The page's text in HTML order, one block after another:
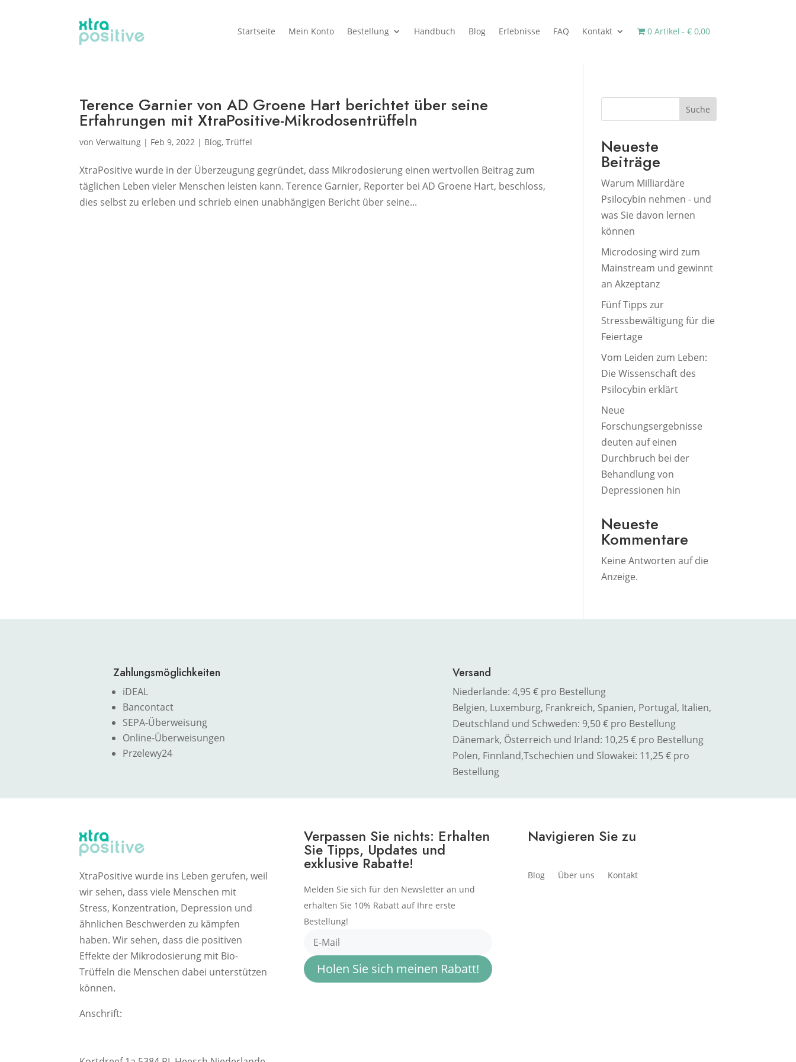
Startseite Mein Konto Bestellung Handbuch Blog Erlebnisse FAQ Kontakt 0 Artikel € 0,00
Terence Garnier von AD Groene Hart berichtet über seine
Erfahrungen mit XtraPositive-Mikrodosentrüffeln
vonVerwaltung | Feb 9, 2022 | Blog,Trüffel
XtraPositive wurde in der Überzeugung gegründet, dass Mikrodosierung einen wertvollen Beitrag zum
täglichen Leben vieler Menschen leisten kann. Terence Garnier, Reporter bei AD Groene Hart, beschloss,
dies selbst zu erleben und schrieb einen unabhängigen Bericht über seine...
Suche
Neueste
Beiträge
Warum Milliardäre
Psilocybin nehmen - und
was Sie davon lernen
können
Microdosing wird zum
Mainstream und gewinnt
an Akzeptanz
Fünf Tipps zur
Stressbewältigung für die
Feiertage
Vom Leiden zum Leben:
Die Wissenschaft des
Psilocybin erklärt
Neue
Forschungsergebnisse
deuten auf einen
Durchbruch bei der
Behandlung von
Depressionen hin
Neueste
Kommentare
Keine Antworten auf die
Anzeige.
Zahlungsmöglichkeiten
iDEAL
Bancontact
SEPA-Überweisung
Online-Überweisungen
Przelewy24
Versand
Niederlande: 4,95 € pro Bestellung
Belgien, Luxemburg, Frankreich, Spanien, Portugal, Italien,
Deutschland und Schweden: 9,50 € pro Bestellung
Dänemark, Österreich und Irland: 10,25 € pro Bestellung
Polen, Finnland,Tschechien und Slowakei: 11,25 € pro
Bestellung
XtraPositive wurde ins Leben gerufen, weil
wir sehen, dass viele Menschen mit
Stress, Konzentration, Depression und
ähnlichen Beschwerden zu kämpfen
haben. Wir sehen, dass die positiven
Effekte der Mikrodosierung mit Bio-
Trüffeln die Menschen dabei unterstützen
können.
Anschrift:
Verpassen Sie nichts: Erhalten
Sie Tipps, Updates und
exklusive Rabatte!
Melden Sie sich für den Newsletter an und
erhalten Sie 10% Rabatt auf Ihre erste
Bestellung!
Holen Sie sich meinen Rabatt!
Navigieren Sie zu
Blog Über uns Kontakt